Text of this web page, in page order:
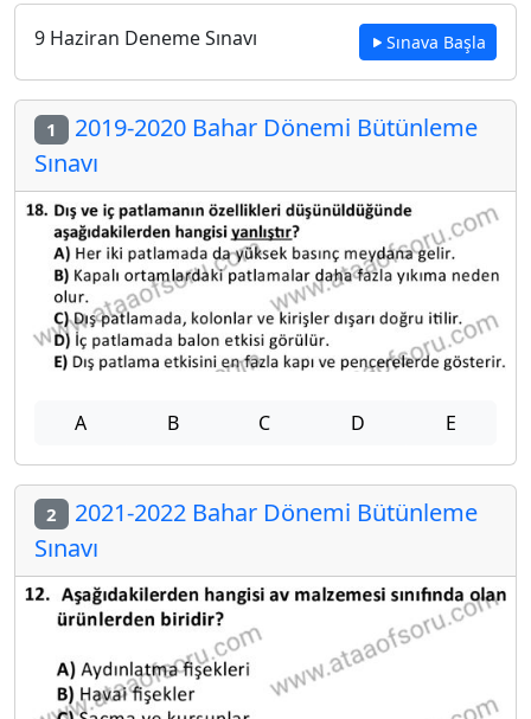
9 Haziran Deneme Sınavı Sınava Başla
1 2019-2020 Bahar Dönemi Bütünleme
Sınavı
A B C D E
2 2021-2022 Bahar Dönemi Bütünleme
Sınavı